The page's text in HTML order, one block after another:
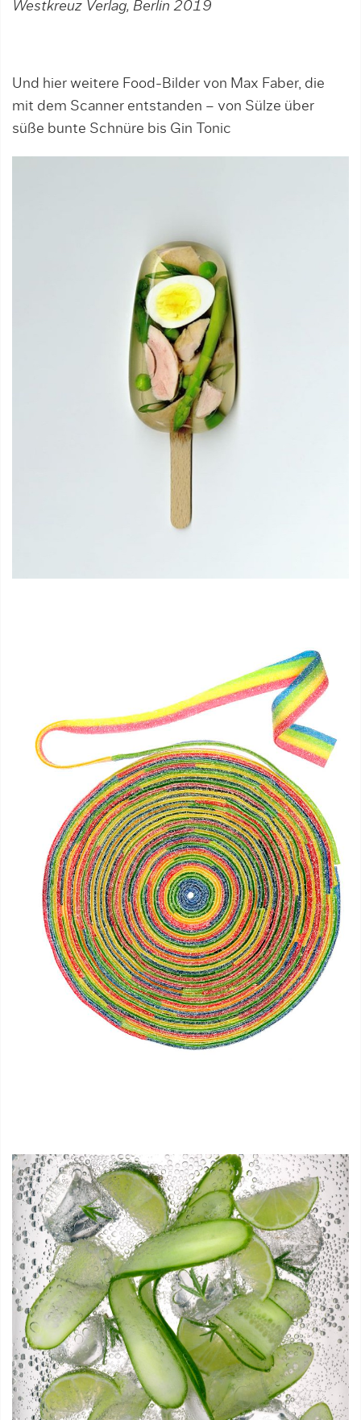
Westkreuz Verlag, Berlin 2019
Und hier weitere Food-Bilder von Max Faber, die
mit dem Scanner entstanden – von Sülze über
süße bunte Schnüre bis Gin Tonic